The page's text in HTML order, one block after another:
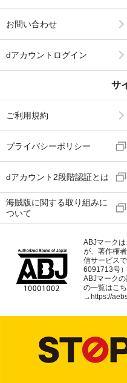
お問い合わせ
dアカウントログイン
サ
ご利用規約
プライバシーポリシー
dアカウント2段階認証とは
海賊版に関する取り組みに
ついて
ABJマーク
が、著作権
信サービス
6091713号）
ABJマーク
の一覧はこ
→ https://